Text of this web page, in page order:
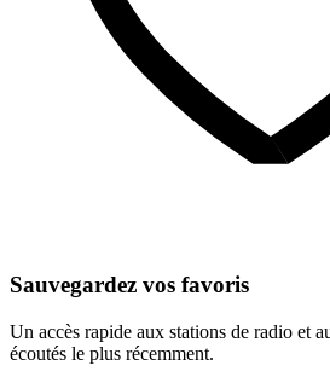
Sauvegardez vos favoris
Un accès rapide aux stations de radio et
écoutés le plus récemment.